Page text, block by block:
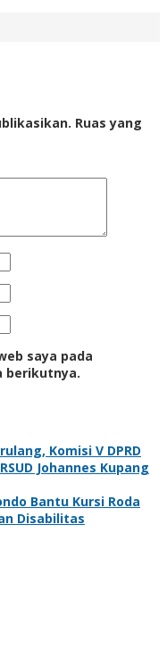
Ruas yang
saya pada
berikutnya.
Komisi V DPRD
Johannes Kupang
Bantu Kursi Roda
Disabilitas